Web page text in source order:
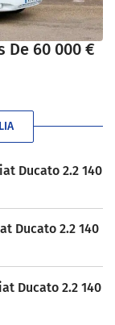
De 60 000 €
Ducato 2.2 140
Ducato 2.2 140
Ducato 2.2 140